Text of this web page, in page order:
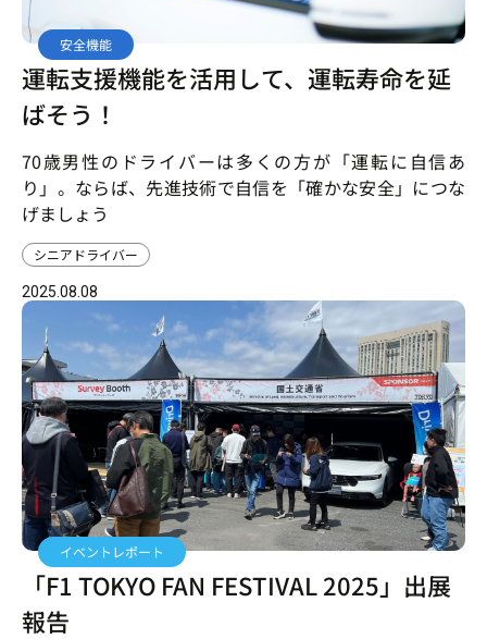
安全機能
運転支援機能を活用して、運転寿命を延
ばそう！
70歳男性のドライバーは多くの方が「運転に自信あ
り」。ならば、先進技術で自信を「確かな安全」につな
げましょう
シニアドライバー
2025.08.08
イベントレポート
「F1 TOKYO FAN FESTIVAL 2025」出展
報告